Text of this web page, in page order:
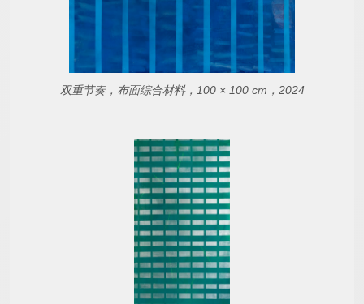
双重节奏，布面综合材料，100 × 100 cm，2024